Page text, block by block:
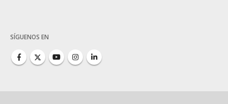
SÍGUENOS EN